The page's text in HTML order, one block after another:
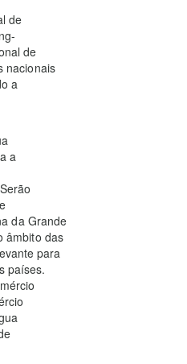
de
de
nacionais
a
a
da Grande
âmbito das
para
países.